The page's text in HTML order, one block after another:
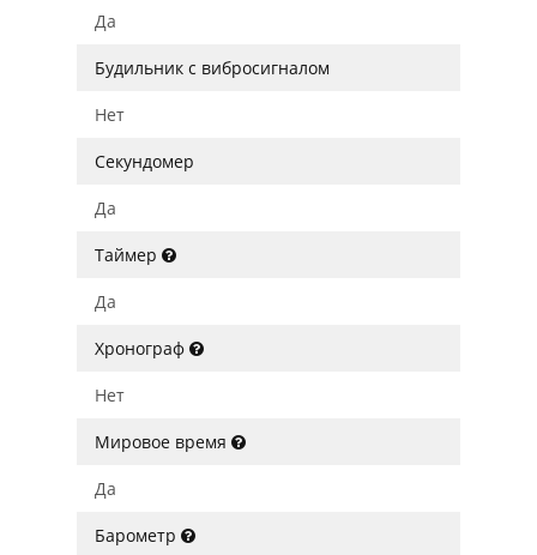
Да
Будильник с вибросигналом
Нет
Секундомер
Да
Таймер
Да
Хронограф
Нет
Мировое время
Да
Барометр